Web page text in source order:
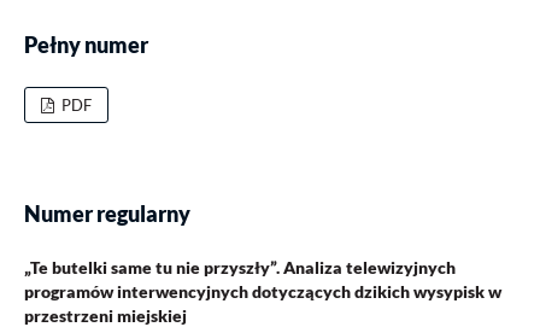
Pełny numer
PDF
Numer regularny
„Te butelki same tu nie przyszły”. Analiza telewizyjnych
programów interwencyjnych dotyczących dzikich wysypisk w
przestrzeni miejskiej